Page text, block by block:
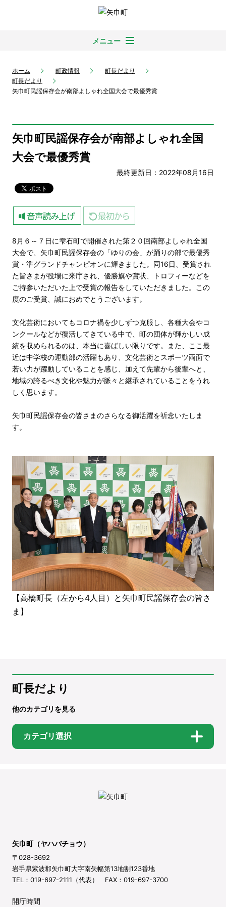
メニュー
ホーム 町政情報
町長だより
町長だより
矢巾町民謡保存会が南部よしゃれ全国大会で最優秀賞
矢巾町民謡保存会が南部よしゃれ全国
大会で最優秀賞
最終更新日：2022年08月16日
8月６～７日に雫石町で開催された第２０回南部よしゃれ全国
大会で、矢巾町民謡保存会の「ゆりの会」が踊りの部で最優秀
賞・準グランドチャンピオンに輝きました。同16日、受賞され
た皆さまが役場に来庁され、優勝旗や賞状、トロフィーなどを
ご持参いただいた上で受賞の報告をしていただきました。この
度のご受賞、誠におめでとうございます。
文化芸術においてもコロナ禍を少しずつ克服し、各種大会やコ
ンクールなどが復活してきている中で、町の団体が輝かしい成
績を収められるのは、本当に喜ばしい限りです。また、ここ最
近は中学校の運動部の活躍もあり、文化芸術とスポーツ両面で
若い力が躍動していることを感じ、加えて先輩から後輩へと、
地域の誇るべき文化や魅力が脈々と継承されていることをうれ
しく思います。
矢巾町民謡保存会の皆さまのさらなる御活躍を祈念いたしま
す。
【高橋町長（左から4人目）と矢巾町民謡保存会の皆さ
ま】
町長だより
他のカテゴリを見る
カテゴリ選択
矢巾町（ヤハバチョウ）
〒028-3692
岩手県紫波郡矢巾町大字南矢幅第13地割123番地
TEL：019-697-2111（代表） FAX：019-697-3700
開庁時間